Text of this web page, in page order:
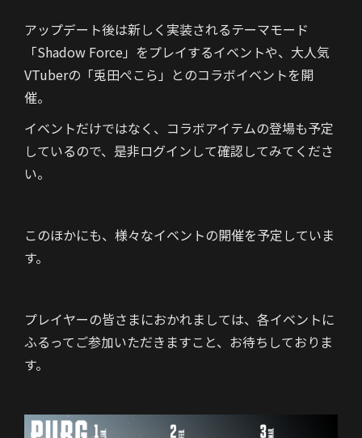
アップデート後は新しく実装されるテーマモード
「Shadow Force」をプレイするイベントや、大人気
VTuberの「兎田ぺこら」とのコラボイベントを開
催。
イベントだけではなく、コラボアイテムの登場も予定
しているので、是非ログインして確認してみてくださ
い。
このほかにも、様々なイベントの開催を予定していま
す。
プレイヤーの皆さまにおかれましては、各イベントに
ふるってご参加いただきますこと、お待ちしておりま
す。